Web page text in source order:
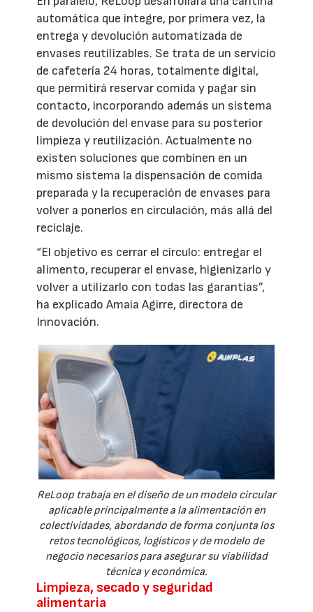
automática que integre, por primera vez, la
entrega y devolución automatizada de
envases reutilizables. Se trata de un servicio
de cafetería 24 horas, totalmente digital,
que permitirá reservar comida y pagar sin
contacto, incorporando además un sistema
de devolución del envase para su posterior
limpieza y reutilización. Actualmente no
existen soluciones que combinen en un
mismo sistema la dispensación de comida
preparada y la recuperación de envases para
volver a ponerlos en circulación, más allá del
reciclaje.
“El objetivo es cerrar el círculo: entregar el
alimento, recuperar el envase, higienizarlo y
volver a utilizarlo con todas las garantías”,
ha explicado Amaia Agirre, directora de
Innovación.
ReLoop trabaja en el diseño de un modelo circular
aplicable principalmente a la alimentación en
colectividades, abordando de forma conjunta los
retos tecnológicos, logísticos y de modelo de
negocio necesarios para asegurar su viabilidad
técnica y económica.
Limpieza, secado y seguridad
alimentaria